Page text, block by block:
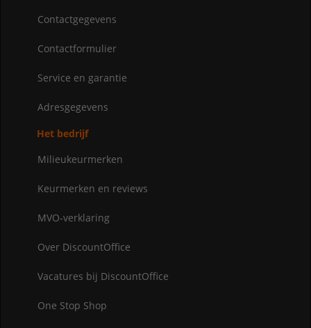
Contactgegevens
Contactformulier
Service en garantie
Adresgegevens
Het bedrijf
Milieukeurmerken
Keurmerken en reviews
MVO-verklaring
Over DiscountOffice
Vacatures bij DiscountOffice
One Stop Shop